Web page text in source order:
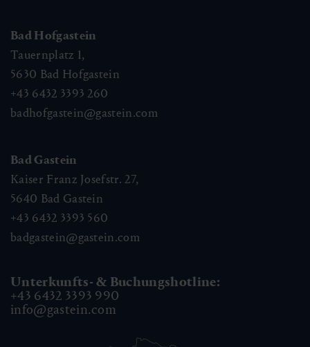
Bad Hofgastein
Tauernplatz 1,
5630 Bad Hofgastein
+43 6432 3393 260
badhofgastein@gastein.com
Bad Gastein
Kaiser Franz Josefstr. 27,
5640 Bad Gastein
+43 6432 3393 560
badgastein@gastein.com
Unterkunfts- & Buchungshotline:
+43 6432 3393 990
info@gastein.com